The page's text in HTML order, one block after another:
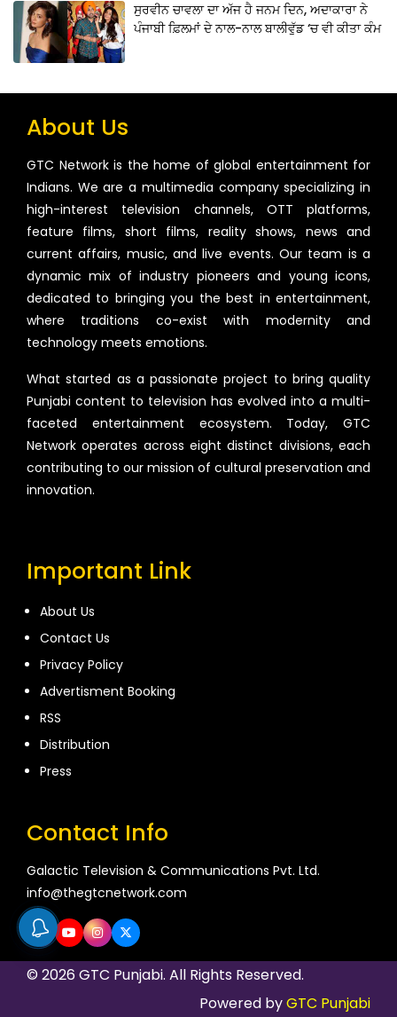
ਸੁਰਵੀਨ ਚਾਵਲਾ ਦਾ ਅੱਜ ਹੈ ਜਨਮ ਦਿਨ, ਅਦਾਕਾਰਾ ਨੇ
ਪੰਜਾਬੀ ਫ਼ਿਲਮਾਂ ਦੇ ਨਾਲ-ਨਾਲ ਬਾਲੀਵੁੱਡ ‘ਚ ਵੀ ਕੀਤਾ ਕੰਮ
About Us
GTC Network is the home of global entertainment for
Indians. We are a multimedia company specializing in
high-interest television channels, OTT platforms,
feature films, short films, reality shows, news and
current affairs, music, and live events. Our team is a
dynamic mix of industry pioneers and young icons,
dedicated to bringing you the best in entertainment,
where traditions co-exist with modernity and
technology meets emotions.
What started as a passionate project to bring quality
Punjabi content to television has evolved into a multi-
faceted entertainment ecosystem. Today, GTC
Network operates across eight distinct divisions, each
contributing to our mission of cultural preservation and
innovation.
Important Link
About Us
Contact Us
Privacy Policy
Advertisment Booking
RSS
Distribution
Press
Contact Info
Galactic Television & Communications Pvt. Ltd.
info@thegtcnetwork.com
© 2026 GTC Punjabi. All Rights Reserved.
Powered byGTC Punjabi